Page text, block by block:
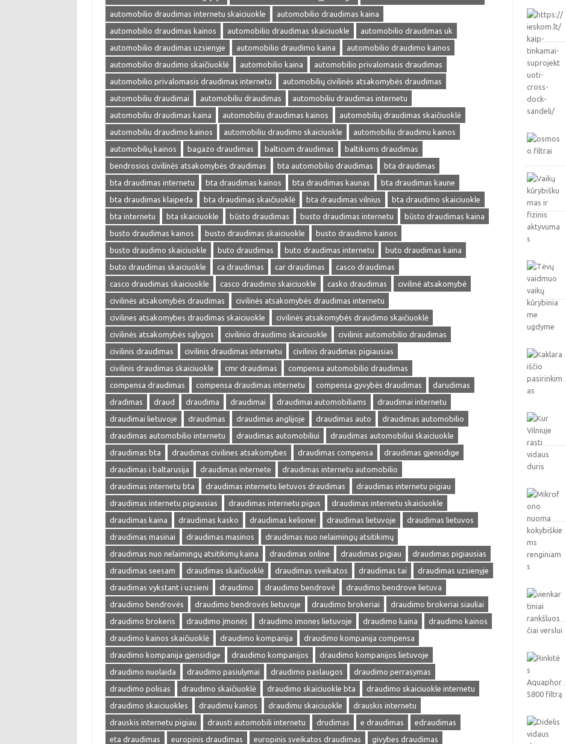
automobilio draudimas internetu skaiciuokle
automobilio draudimas kaina
automobilio draudimas kainos
automobilio draudimas skaiciuokle
automobilio draudimas uk
automobilio draudimas uzsienyje
automobilio draudimo kaina
automobilio draudimo kainos
automobilio draudimo skaičiuoklė
automobilio kaina
automobilio privalomasis draudimas
automobilio privalomasis draudimas internetu
automobilių civilinės atsakomybės draudimas
automobiliu draudimai
automobiliu draudimas
automobiliu draudimas internetu
automobiliu draudimas kaina
automobiliu draudimas kainos
automobilių draudimas skaičiuoklė
automobiliu draudimo kainos
automobiliu draudimo skaiciuokle
automobiliu draudimu kainos
automobilių kainos
bagazo draudimas balticum draudimas
baltikums draudimas
bendrosios civilinės atsakomybės draudimas
bta automobilio draudimas
bta draudimas
bta draudimas internetu
bta draudimas kainos bta draudimas kaunas
bta draudimas kaune
bta draudimas klaipeda
bta draudimas skaičiuoklė bta draudimas vilnius
bta draudimo skaiciuokle
bta internetu
bta skaiciuokle būsto draudimas busto draudimas internetu
būsto draudimas kaina
busto draudimas kainos
busto draudimas skaiciuokle
busto draudimo kainos
busto draudimo skaiciuokle
buto draudimas buto draudimas internetu
buto draudimas kaina
buto draudimas skaiciuokle
ca draudimas car draudimas
casco draudimas
casco draudimas skaiciuokle
casco draudimo skaiciuokle casko draudimas
civilinė atsakomybė
civilinės atsakomybės draudimas
civilinės atsakomybės draudimas internetu
civilines atsakomybes draudimas skaiciuokle
civilinės atsakomybės draudimo skaičiuoklė
civilinės atsakomybės sąlygos
civilinio draudimo skaiciuokle
civilinis automobilio draudimas
civilinis draudimas
civilinis draudimas internetu
civilinis draudimas pigiausias
civilinis draudimas skaiciuokle
cmr draudimas
compensa automobilio draudimas
compensa draudimas
compensa draudimas internetu compensa gyvybės draudimas
darudimas
dradimas
draud draudima draudimai draudimai automobiliams
draudimai internetu
draudimai lietuvoje
draudimas draudimas anglijoje draudimas auto
draudimas automobilio
draudimas automobilio internetu
draudimas automobiliui
draudimas automobiliui skaiciuokle
draudimas bta
draudimas civilines atsakomybes draudimas compensa
draudimas gjensidige
draudimas i baltarusija
draudimas internete
draudimas internetu automobilio
draudimas internetu bta
draudimas internetu lietuvos draudimas
draudimas internetu pigiau
draudimas internetu pigiausias
draudimas internetu pigus
draudimas internetu skaiciuokle
draudimas kaina
draudimas kasko draudimas kelionei draudimas lietuvoje
draudimas lietuvos
draudimas masinai
draudimas masinos
draudimas nuo nelaimingų atsitikimų
draudimas nuo nelaimingų atsitikimų kaina
draudimas online draudimas pigiau
draudimas pigiausias
draudimas seesam
draudimas skaičiuoklė draudimas sveikatos draudimas tai
draudimas uzsienyje
draudimas vykstant i uzsieni
draudimo draudimo bendrovė
draudimo bendrove lietuva
draudimo bendrovės
draudimo bendrovės lietuvoje draudimo brokeriai
draudimo brokeriai siauliai
draudimo brokeris
draudimo įmonės draudimo imones lietuvoje draudimo kaina
draudimo kainos
draudimo kainos skaičiuoklė
draudimo kompanija
draudimo kompanija compensa
draudimo kompanija gjensidige
draudimo kompanijos
draudimo kompanijos lietuvoje
draudimo nuolaida
draudimo pasiulymai draudimo paslaugos
draudimo perrasymas
draudimo polisas
draudimo skaičiuoklė draudimo skaiciuokle bta
draudimo skaiciuokle internetu
draudimo skaiciuokles
draudimu kainos draudimu skaiciuokle
drauskis internetu
drauskis internetu pigiau
drausti automobili internetu drudimas e draudimas
edraudimas
eta draudimas
europinis draudimas europinis sveikatos draudimas
givybes draudimas